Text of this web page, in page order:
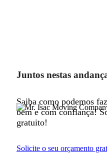
Juntos nestas
Saiba como podemos
bem e com confiança!
gratuito!
Solicite o seu orçamento